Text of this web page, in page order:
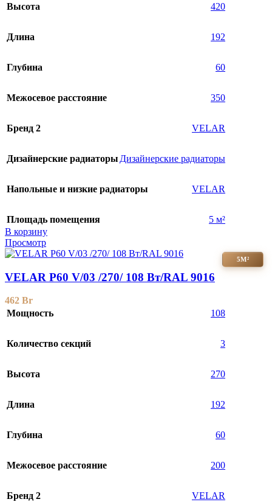
Высота 420
Длина 192
Глубина 60
Межосевое расстояние 350
Бренд 2 VELAR
Дизайнерские радиаторы Дизайнерские радиаторы
Напольные и низкие радиаторы VELAR
Площадь помещения
5 м²
В корзину
Просмотр
5М²
VELAR P60 V/03 /270/ 108 Bт/RAL 9016
462 Br
Мощность
108
Количество секций 3
Высота 270
Длина 192
Глубина 60
Межосевое расстояние 200
Бренд 2 VELAR